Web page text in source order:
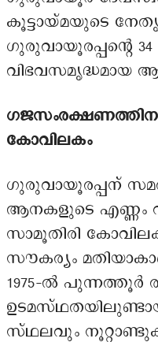
കൂട്ടായ്മയുടെ
ഗുരുവായൂരപ്പന്റെ 34
വിഭവസമൃദ്ധമായ
കോവിലകം
ഗുരുവായൂരപ്പന്
ആനകളുടെ എണ്ണം
സാമൂതിരി
സൗകര്യം
1975-ൽ പുന്നത്തൂർ
സ്ഥലവും